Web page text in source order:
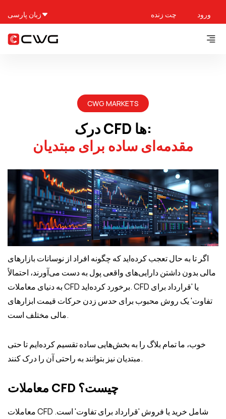
زبان پارسی چت زنده ورود
CWG MARKETS
درک CFD ها:
مقدمه‌ای ساده برای مبتدیان
اگر تا به حال تعجب کرده‌اید که چگونه افراد از نوسانات بازارهای
مالی بدون داشتن دارایی‌های واقعی پول به دست می‌آورند، احتمالاً
به دنیای معاملات CFD برخورد کرده‌اید. CFD یا 'قرارداد برای
تفاوت' یک روش محبوب برای حدس زدن حرکات قیمت ابزارهای
مالی مختلف است.
خوب، ما تمام بلاگ را به بخش‌هایی ساده تقسیم کرده‌ایم تا حتی
مبتدیان نیز بتوانند به راحتی آن را درک کنند.
معاملات CFD چیست؟
معاملات CFD شامل خرید یا فروش 'قرارداد برای تفاوت' است.